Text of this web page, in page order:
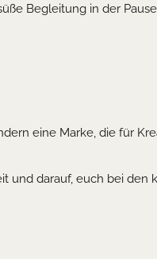
Begleitung in der
eine Marke, die für
und darauf, euch bei